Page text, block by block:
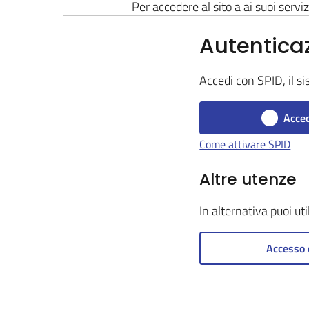
Per accedere al sito a ai suoi
Accedi con SPID, il
Come attivare SPID
Altre utenze
In alternativa puoi